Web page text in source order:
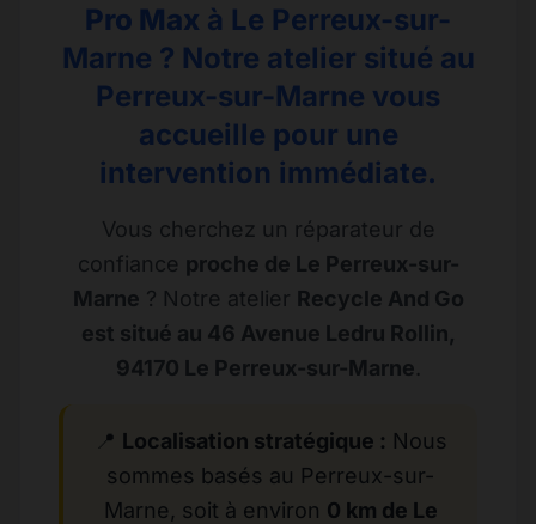
Pro Max à Le Perreux-sur-
Marne ? Notre atelier situé au
Perreux-sur-Marne vous
accueille pour une
intervention immédiate.
Vous cherchez un réparateur de
confiance proche de Le Perreux-sur-
Marne ? Notre atelier Recycle And Go
est situé au 46 Avenue Ledru Rollin,
94170 Le Perreux-sur-Marne.
📍 Localisation stratégique : Nous
sommes basés au Perreux-sur-
Marne, soit à environ 0 km de Le